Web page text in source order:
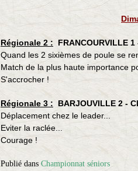
Régionale 2 : FRANCOURVILLE 1
Quand les 2 sixièmes de poule se
Match de la plus haute importance
S'accrocher !
Régionale 3 : BARJOUVILLE 2 -
Déplacement chez le leader...
Eviter la raclée...
Courage !
Publié dans Championnat séniors